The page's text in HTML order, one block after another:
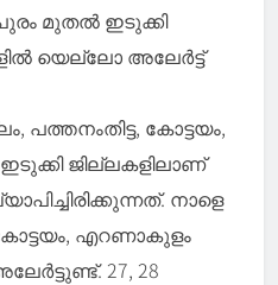
മുതൽ ഇടുക്കി
യെല്ലോ അലേർട്ട്
കോട്ടയം,
ജില്ലകളിലാണ്
നാളെ
എറണാകുളം
27, 28